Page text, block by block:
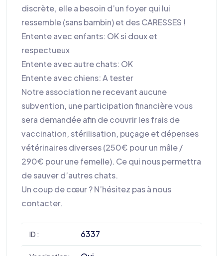
discrète, elle a besoin d’un foyer qui lui
ressemble (sans bambin) et des CARESSES !
Entente avec enfants: OK si doux et
respectueux
Entente avec autre chats: OK
Entente avec chiens: A tester
Notre association ne recevant aucune
subvention, une participation financière vous
sera demandée afin de couvrir les frais de
vaccination, stérilisation, puçage et dépenses
vétérinaires diverses (250€ pour un mâle /
290€ pour une femelle). Ce qui nous permettra
de sauver d’autres chats.
Un coup de cœur ? N’hésitez pas à nous
contacter.
ID : 6337